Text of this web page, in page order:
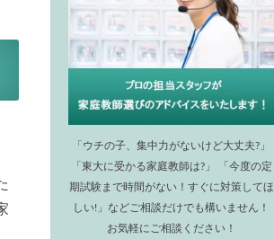
「ウチの子、集中力がないけど大丈夫?」
「東大に受かる家庭教師は?」 「今度の定
期試験まで時間がない！すぐに対策してほ
しい!」などご相談だけでも構いません！
お気軽にご相談ください！